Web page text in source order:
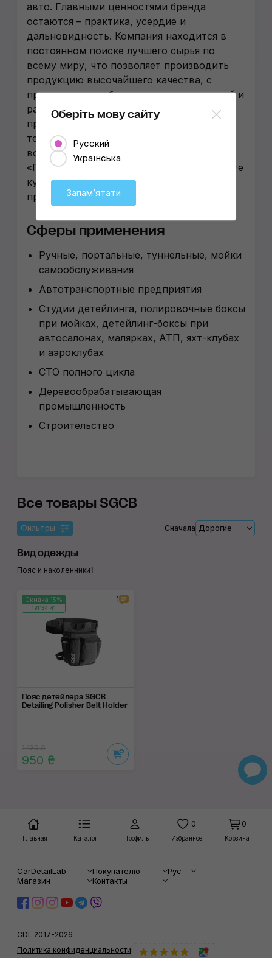
авто. Главными ценностями бренда
остаются – практика, усердие и
дальновидность. Компания находится в
постоянном поиске лучшего сырья по
всему миру, что позволяет производить
продукцию высочайшего качества, с
применением собственных исследований и
разработок. SGCB в числе первых
применяет новейшие материалы и
технологии и тщательно прорабатывает
все инновации. Девиз бренда:
«Производим качество, которое вы хотите
купить, а не товары, которые мы хотим
продать»
Сферы применения
Ручные, портальные, туннельные, мойки
самообслуживания
Автотранспортные предприятия
Студии детейлинга, полировочные боксы
при мойках, детейлинг-боксы при
автосалонах, малярках, АТП, яхт-клубах
и аэроклубах
СТО полного цикла
Деревообрабатывающая
промышленность
Строительство
Все товары SGCB
Фильтры Сначала Дорогие
Вид одежды
Пояс и наколенники1
Скидка 15%
191:34:41
1
Пояс детейлера SGCB
Detailing Polisher Belt Holder
1 120 ₴
950 ₴
Главная Каталог Профиль
0
Избранное
0
Корзина
CarDetailLab Покупателю
Рус
Магазин
Контакты
CDL 2017-2026
Политика конфиденциальности
Оберіть мову сайту
Русский
Українська
Запамʼятати